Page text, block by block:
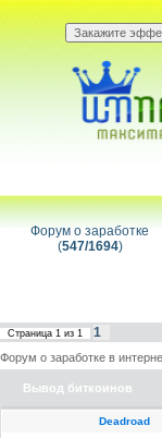
Форум о заработке
(547/1694)
Страница 1 из 1 1
Форум о заработке в
Вывод биткоинов
Deadroad